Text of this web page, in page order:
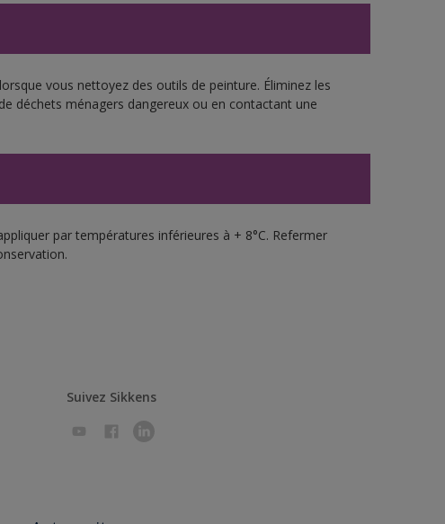
vous nettoyez des outils de peinture. Éliminez les
déchets ménagers dangereux ou en contactant une
par températures inférieures à + 8°C. Refermer
Suivez Sikkens